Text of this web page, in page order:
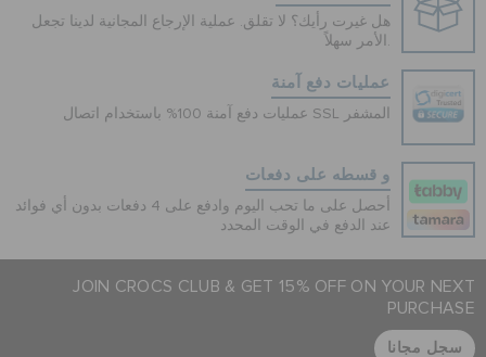
هل غيرت رأيك؟ لا تقلق. عملية الإرجاع المجانية لدينا تجعل
عمليات دفع آمنة
عمليات دفع آمنة 100% باستخدام اتصال SSL المشفر
و قسطه على دفعات
أحصل على ما تحب اليوم وادفع على 4 دفعات بدون أي فوائد
عند الدفع في الوقت المحدد
JOIN CROCS CLUB & GET 15% OFF ON YOUR NEXT
PURCHASE
سجل مجانا